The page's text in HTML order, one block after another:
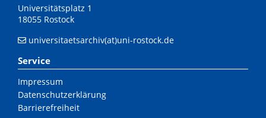
Universitätsplatz 1
18055 Rostock
universitaetsarchiv(at)uni-rostock.de
Service
Impressum
Datenschutzerklärung
Barrierefreiheit